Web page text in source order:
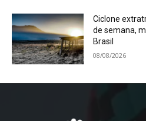
Ciclone
de semana,
Brasil
08/08/2026